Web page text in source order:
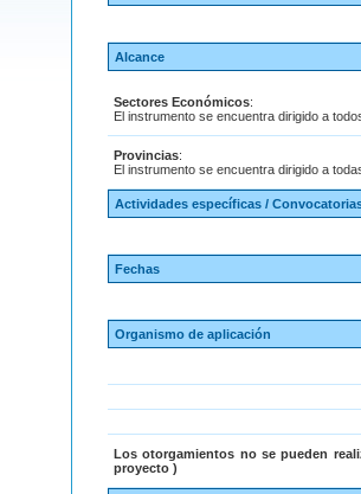
Alcance
Sectores Económicos:
El instrumento se encuentra dirigido a
Provincias:
El instrumento se encuentra dirigido a
Actividades específicas /
Fechas
Organismo de aplicación
Los otorgamientos no se pueden
proyecto )